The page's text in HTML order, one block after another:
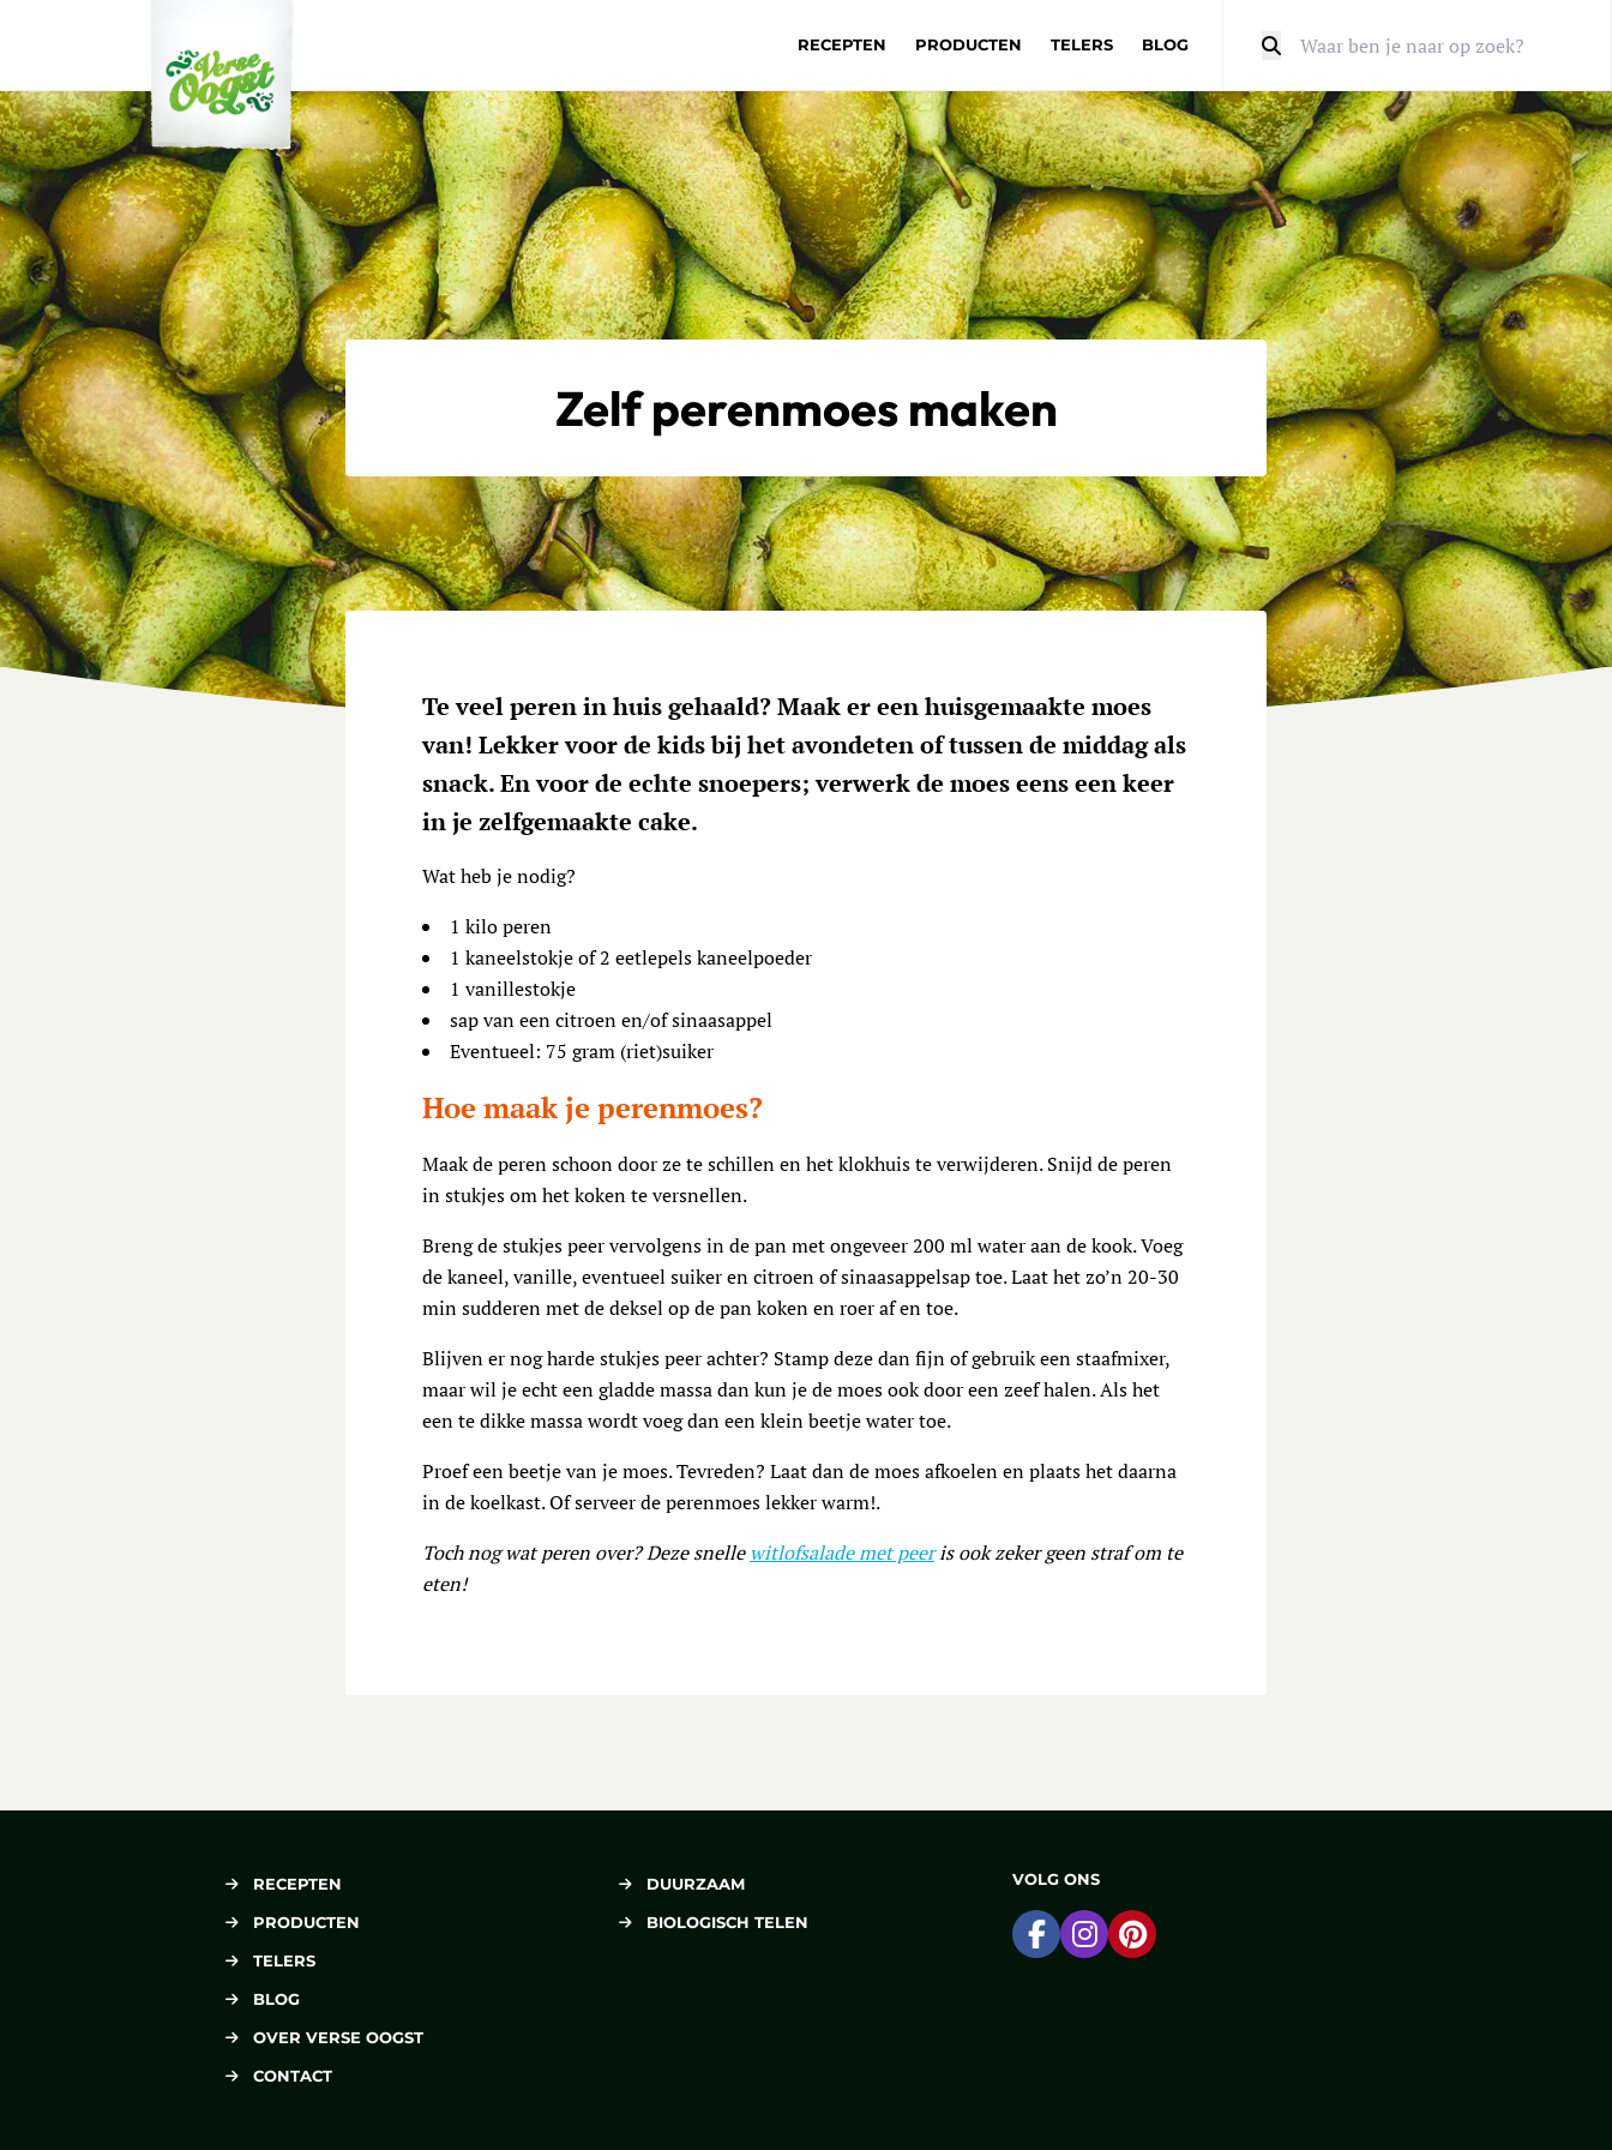
Verse Oogst
RECEPTEN PRODUCTEN TELERS BLOG
Zelf perenmoes maken
Te veel peren in huis gehaald? Maak er een huisgemaakte moes
van! Lekker voor de kids bij het avondeten of tussen de middag als
snack. En voor de echte snoepers; verwerk de moes eens een keer
in je zelfgemaakte cake.
Wat heb je nodig?
1 kilo peren
1 kaneelstokje of 2 eetlepels kaneelpoeder
1 vanillestokje
sap van een citroen en/of sinaasappel
Eventueel: 75 gram (riet)suiker
Hoe maak je perenmoes?
Maak de peren schoon door ze te schillen en het klokhuis te verwijderen. Snijd de peren
in stukjes om het koken te versnellen.
Breng de stukjes peer vervolgens in de pan met ongeveer 200 ml water aan de kook. Voeg
de kaneel, vanille, eventueel suiker en citroen of sinaasappelsap toe. Laat het zo’n 20-30
min sudderen met de deksel op de pan koken en roer af en toe.
Blijven er nog harde stukjes peer achter? Stamp deze dan fijn of gebruik een staafmixer,
maar wil je echt een gladde massa dan kun je de moes ook door een zeef halen. Als het
een te dikke massa wordt voeg dan een klein beetje water toe.
Proef een beetje van je moes. Tevreden? Laat dan de moes afkoelen en plaats het daarna
in de koelkast. Of serveer de perenmoes lekker warm!.
Toch nog wat peren over? Deze snellewitlofsalade met peeris ook zeker geen straf om te
eten!
RECEPTEN
PRODUCTEN
TELERS
BLOG
OVER VERSE OOGST
CONTACT
DUURZAAM
BIOLOGISCH TELEN
VOLG ONS
Ga naar Facebook
Ga naar Instagram
Ga naar Pinterest